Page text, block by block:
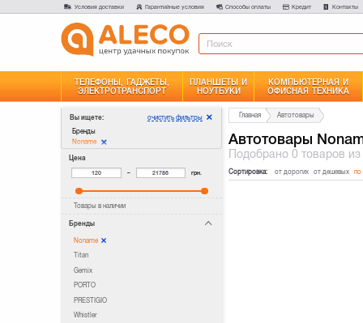
Условия доставки Гарантийные условия Способы оплаты Кредит Контакты
ТЕЛЕФОНЫ, ГАДЖЕТЫ,
ЭЛЕКТРОТРАНСПОРТ
ПЛАНШЕТЫ И
НОУТБУКИ
КОМПЬЮТЕРНАЯ И
ОФИСНАЯ ТЕХНИКА
Вы ищете:
Бренды
Noname
очистить фильтры
Цена
– грн.
Товары в наличии
Бренды
Noname
Titan
Gemix
PORTO
PRESTIGIO
Whistler
Главная Автотовары
Автотовары
Подобрано0 товаров
Сортировка: от дорогих от дешевых по